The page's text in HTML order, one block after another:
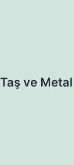
Taş ve Metal